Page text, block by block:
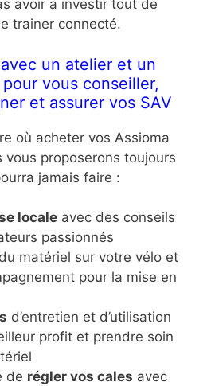
avoir a investir tout de
trainer connecté.
un atelier et un
vous conseiller,
et assurer vos SAV
où acheter vos Assioma
vous proposerons toujours
jamais faire :
locale avec des conseils
passionnés
matériel sur votre vélo et
pour la mise en
d’entretien et d’utilisation
profit et prendre soin
de régler vos cales avec